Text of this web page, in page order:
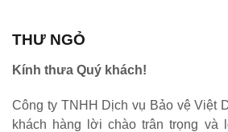
THƯ NGỎ
Kính thưa Quý khách!
Công ty TNHH Dịch vụ Bảo vệ Việt
khách hàng lời chào trân trọng và